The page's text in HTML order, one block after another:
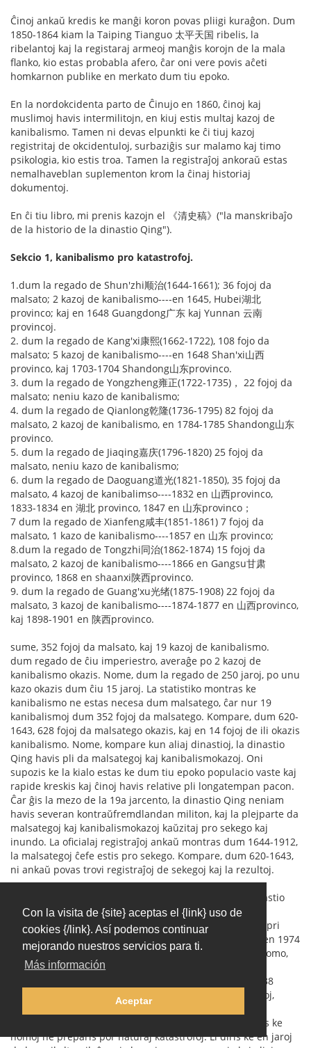
Con la visita de {site} aceptas el {link} uso de
cookies {/link}. Así podemos continuar
mejorando nuestros servicios para ti.
Más información
Aceptar
Ĉinoj ankaŭ kredis ke manĝi koron povas pliigi kuraĝon. Dum
1850-1864 kiam la Taiping Tianguo 太平天国 ribelis, la
ribelantoj kaj la registaraj armeoj manĝis korojn de la mala
flanko, kio estas probabla afero, ĉar oni vere povis aĉeti
homkarnon publike en merkato dum tiu epoko.
En la nordokcidenta parto de Ĉinujo en 1860, ĉinoj kaj
muslimoj havis intermilitojn, en kiuj estis multaj kazoj de
kanibalismo. Tamen ni devas elpunkti ke ĉi tiuj kazoj
registritaj de okcidentuloj, surbaziĝis sur malamo kaj timo
psikologia, kio estis troa. Tamen la registraĵoj ankoraŭ estas
nemalhaveblan suplementon krom la ĉinaj historiaj
dokumentoj.
En ĉi tiu libro, mi prenis kazojn el 《清史稿》("la manskribaĵo
de la historio de la dinastio Qing").
Sekcio 1, kanibalismo pro katastrofoj.
1.dum la regado de Shun'zhi顺治(1644-1661); 36 fojoj da
malsato; 2 kazoj de kanibalismo----en 1645, Hubei湖北
provinco; kaj en 1648 Guangdong广东 kaj Yunnan 云南
provincoj.
2. dum la regado de Kang'xi康熙(1662-1722), 108 fojo da
malsato; 5 kazoj de kanibalismo----en 1648 Shan'xi山西
provinco, kaj 1703-1704 Shandong山东provinco.
3. dum la regado de Yongzheng雍正(1722-1735)， 22 fojoj da
malsato; neniu kazo de kanibalismo;
4. dum la regado de Qianlong乾隆(1736-1795) 82 fojoj da
malsato, 2 kazoj de kanibalismo, en 1784-1785 Shandong山东
provinco.
5. dum la regado de Jiaqing嘉庆(1796-1820) 25 fojoj da
malsato, neniu kazo de kanibalismo;
6. dum la regado de Daoguang道光(1821-1850), 35 fojoj da
malsato, 4 kazoj de kanibalimso----1832 en 山西provinco,
1833-1834 en 湖北 provinco, 1847 en 山东provinco；
7 dum la regado de Xianfeng咸丰(1851-1861) 7 fojoj da
malsato, 1 kazo de kanibalismo----1857 en 山东 provinco;
8.dum la regado de Tongzhi同治(1862-1874) 15 fojoj da
malsato, 2 kazoj de kanibalismo----1866 en Gangsu甘肃
provinco, 1868 en shaanxi陕西provinco.
9. dum la regado de Guang'xu光绪(1875-1908) 22 fojoj da
malsato, 3 kazoj de kanibalismo----1874-1877 en 山西provinco,
kaj 1898-1901 en 陕西provinco.
sume, 352 fojoj da malsato, kaj 19 kazoj de kanibalismo.
dum regado de ĉiu imperiestro, averaĝe po 2 kazoj de
kanibalismo okazis. Nome, dum la regado de 250 jaroj, po unu
kazo okazis dum ĉiu 15 jaroj. La statistiko montras ke
kanibalismo ne estas necesa dum malsatego, ĉar nur 19
kanibalismoj dum 352 fojoj da malsatego. Kompare, dum 620-
1643, 628 fojoj da malsatego okazis, kaj en 14 fojoj de ili okazis
kanibalismo. Nome, kompare kun aliaj dinastioj, la dinastio
Qing havis pli da malsategoj kaj kanibalismokazoj. Oni
supozis ke la kialo estas ke dum tiu epoko populacio vaste kaj
rapide kreskis kaj ĉinoj havis relative pli longatempan pacon.
Ĉar ĝis la mezo de la 19a jarcento, la dinastio Qing neniam
havis severan kontraŭfremdlandan militon, kaj la plejparte da
malsategoj kaj kanibalismokazoj kaŭzitaj pro sekego kaj
inundo. La oficialaj registraĵoj ankaŭ montras dum 1644-1912,
la malsategoj ĉefe estis pro sekego. Kompare, dum 620-1643,
ni ankaŭ povas trovi registraĵoj de sekegoj kaj la rezultoj.
La 《清史稿》（"la manskribaĵo de la historio de la dinastio
Qing"）ne montris la severecon de malsatego kaj
kanibalismo. Tamen aliaj dokumentoj suplikis detalojn pri
kanibalismo dum 1874-1877. Unu arkeologiista teamo en 1974
hazarde trovis ŝtonmonumentaĵo en muro de iu olda domo,
en kiu oni registris teruran situacion de farmistoj dum
sekego. Antaŭ sekego, la vilaĝo havis 51 familiojn kaj 188
personojn. Post tio, nur restis 17 familioj kaj 35 personoj,
perdiĝis 70 % da populacio, pro malsatego. Por travivi,
gepatroj manĝis gefilojn. La oldulo en la vilaĝo admonis ke
homoj ne preparis por naturaj katastrofoj. Li diris ke en jaroj